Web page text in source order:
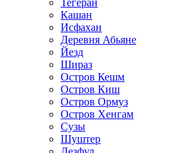
Тегеран
Кашан
Исфахан
Деревня Абьяне
Йезд
Шираз
Остров Кешм
Остров Киш
Остров Ормуз
Остров Хенгам
Сузы
Шуштер